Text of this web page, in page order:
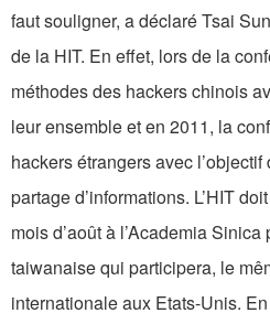
faut souligner, a déclaré Tsai
de la HIT. En effet, lors de la
méthodes des hackers chinois
leur ensemble et en 2011, la
hackers étrangers avec l’objectif
partage d’informations. L’HIT
mois d’août à l’Academia
taiwanaise qui participera, le
internationale aux Etats-Unis.